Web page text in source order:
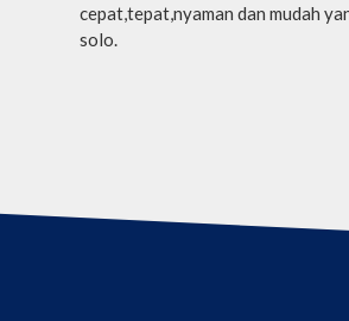
cepat,tepat,nyaman dan mudah
solo.